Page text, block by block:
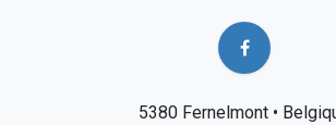
5380 Fernelmont •